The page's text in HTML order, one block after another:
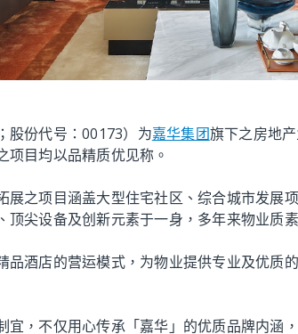
股份代号：00173）为嘉华集团旗下之房地
目均以品精质优见称。
之项目涵盖大型住宅社区、综合城市发
尖设备及创新元素于一身，多年来物业质
酒店的营运模式，为物业提供专业及优质
，不仅用心传承「嘉华」的优质品牌内涵